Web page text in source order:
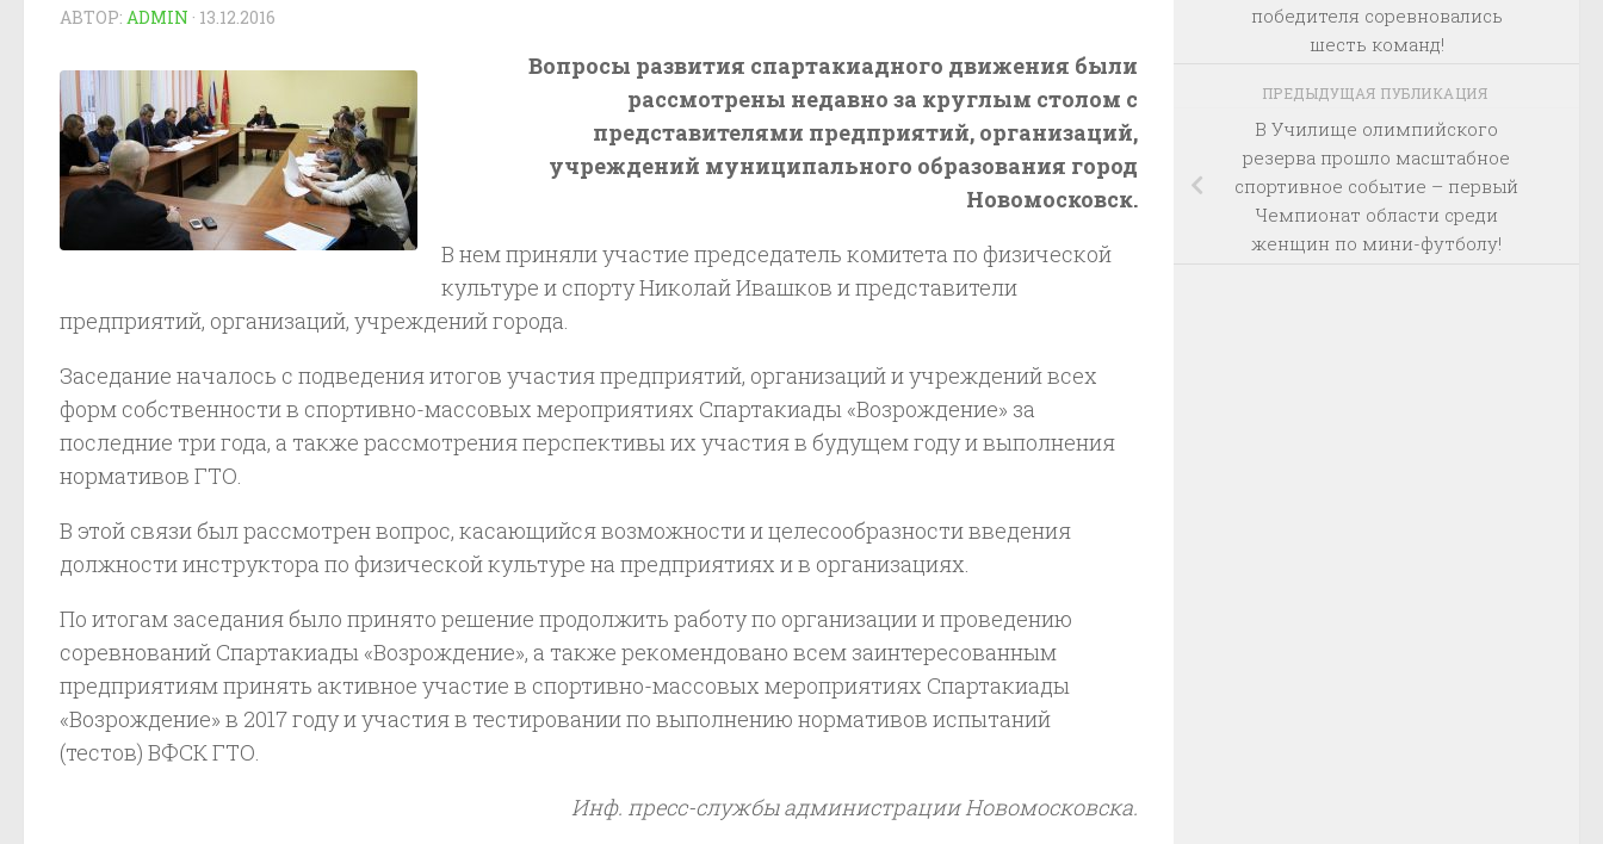
АВТОР: ADMIN · 13.12.2016
Вопросы развития спартакиадного движения были
рассмотрены недавно за круглым столом с
представителями предприятий, организаций,
учреждений муниципального образования город
Новомосковск.
В нем приняли участие председатель комитета по физической
культуре и спорту Николай Ивашков и представители
предприятий, организаций, учреждений города.
Заседание началось с подведения итогов участия предприятий, организаций и учреждений всех
форм собственности в спортивно-массовых мероприятиях Спартакиады «Возрождение» за
последние три года, а также рассмотрения перспективы их участия в будущем году и выполнения
нормативов ГТО.
В этой связи был рассмотрен вопрос, касающийся возможности и целесообразности введения
должности инструктора по физической культуре на предприятиях и в организациях.
По итогам заседания было принято решение продолжить работу по организации и проведению
соревнований Спартакиады «Возрождение», а также рекомендовано всем заинтересованным
предприятиям принять активное участие в спортивно-массовых мероприятиях Спартакиады
«Возрождение» в 2017 году и участия в тестировании по выполнению нормативов испытаний
(тестов) ВФСК ГТО.
Инф. пресс-службы администрации Новомосковска.
победителя соревновались
шесть команд!
ПРЕДЫДУЩАЯ ПУБЛИКАЦИЯ
В Училище олимпийского
резерва прошло масштабное
спортивное событие – первый
Чемпионат области среди
женщин по мини-футболу!